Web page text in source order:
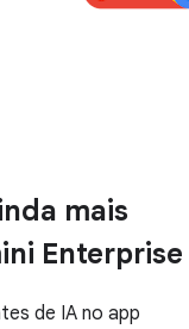
mais
Enterprise
de IA no app